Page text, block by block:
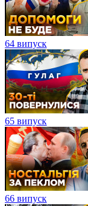
64 випуск
65 випуск
66 випуск